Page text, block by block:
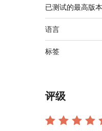
已测试的最高版
语言
标签
评级